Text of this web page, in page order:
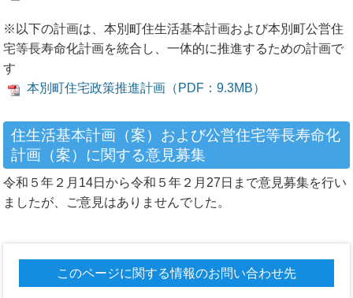
※以下の計画は、本別町住生活基本計画および本別町公営住
宅等長寿命化計画を統合し、一体的に推進するための計画で
す
本別町住宅政策推進計画（PDF：9.3MB）
住生活基本計画（案）および公営住宅等長寿命化
計画（案）に関する意見募集
令和５年２月14日から令和５年２月27日まで意見募集を行い
ましたが、ご意見はありませんでした。
このページに関する情報のお問い合わせ先